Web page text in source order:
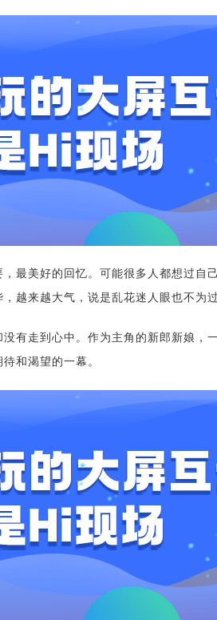
最美好的回忆。可能很多人都想过自
越来越大气，说是乱花迷人眼也不为过
有走到心中。作为主角的新郎新娘，
和渴望的一幕。